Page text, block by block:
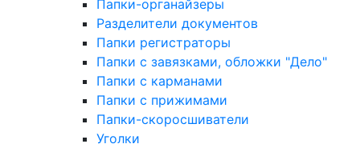
Папки-органайзеры
Разделители документов
Папки регистраторы
Папки с завязками, обложки "Дело"
Папки с карманами
Папки с прижимами
Папки-скоросшиватели
Уголки